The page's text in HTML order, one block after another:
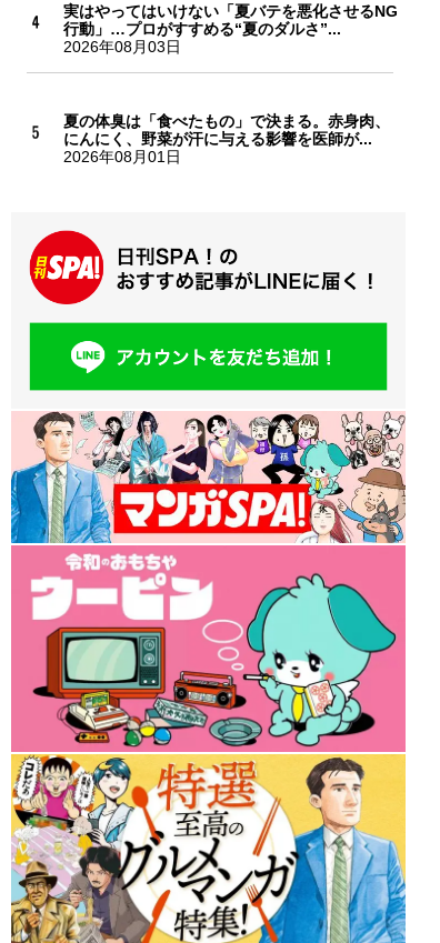
実はやってはいけない「夏バテを悪化させるNG
行動」…プロがすすめる“夏のダルさ”...
2026年08月03日
夏の体臭は「食べたもの」で決まる。赤身肉、
にんにく、野菜が汗に与える影響を医師が...
2026年08月01日